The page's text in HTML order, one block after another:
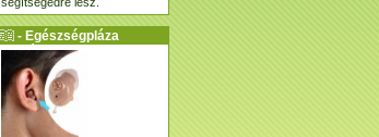
- Egészségpláza
ajánlatunk -